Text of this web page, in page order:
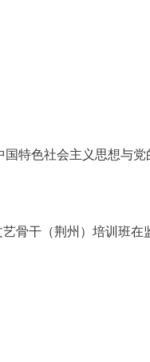
特色社会主义思想与党
骨干（荆州）培训班在